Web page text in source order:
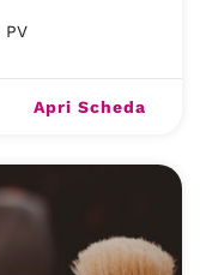
PV
Apri Scheda